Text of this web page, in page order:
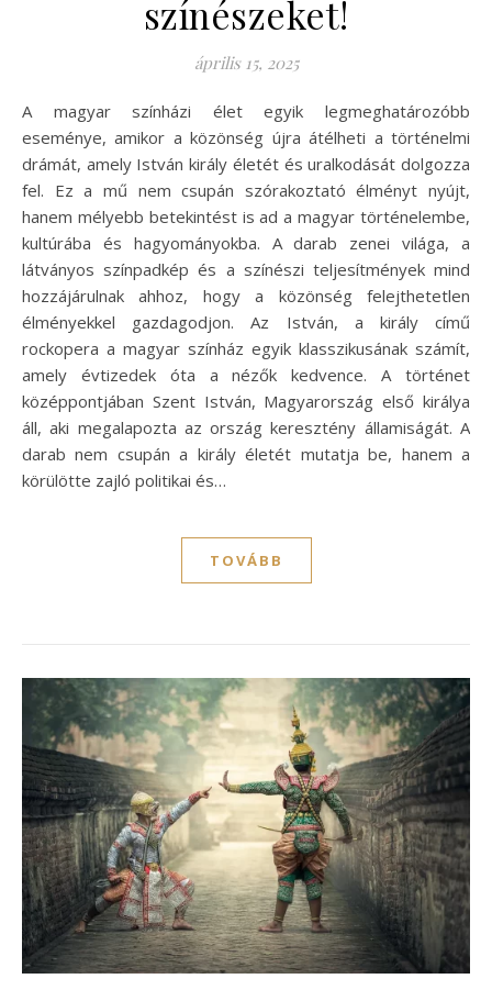
színészeket!
április 15, 2025
A magyar színházi élet egyik legmeghatározóbb
eseménye, amikor a közönség újra átélheti a történelmi
drámát, amely István király életét és uralkodását dolgozza
fel. Ez a mű nem csupán szórakoztató élményt nyújt,
hanem mélyebb betekintést is ad a magyar történelembe,
kultúrába és hagyományokba. A darab zenei világa, a
látványos színpadkép és a színészi teljesítmények mind
hozzájárulnak ahhoz, hogy a közönség felejthetetlen
élményekkel gazdagodjon. Az István, a király című
rockopera a magyar színház egyik klasszikusának számít,
amely évtizedek óta a nézők kedvence. A történet
középpontjában Szent István, Magyarország első királya
áll, aki megalapozta az ország keresztény államiságát. A
darab nem csupán a király életét mutatja be, hanem a
körülötte zajló politikai és…
TOVÁBB